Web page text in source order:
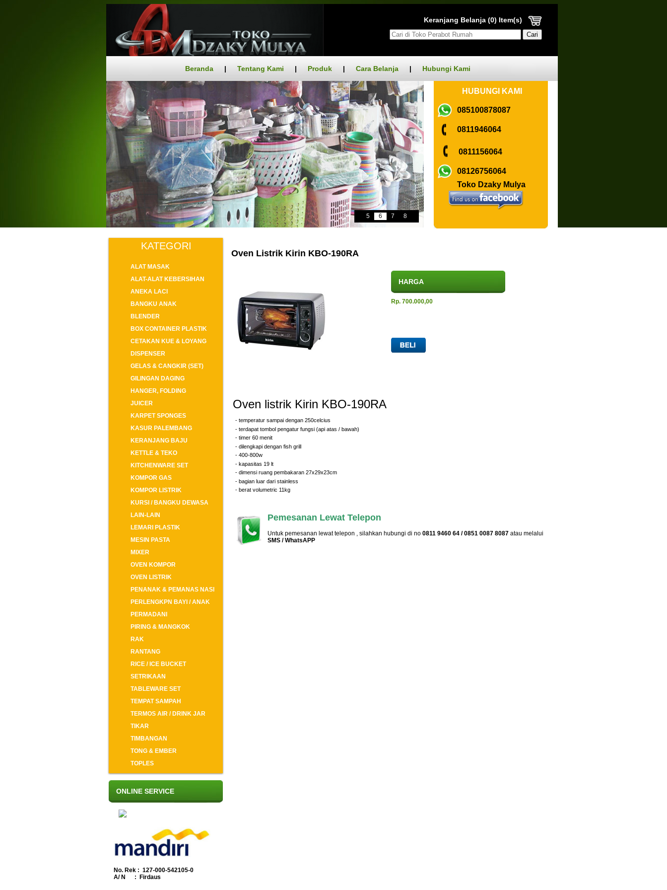
Keranjang Belanja (0) Item(s)
Beranda | Tentang Kami | Produk | Cara Belanja | Hubungi Kami
5 6 7 8
HUBUNGI KAMI
085100878087
0811946064
0811156064
08126756064
Toko Dzaky Mulya
KATEGORI
ALAT MASAK
ALAT-ALAT KEBERSIHAN
ANEKA LACI
BANGKU ANAK
BLENDER
BOX CONTAINER PLASTIK
CETAKAN KUE & LOYANG
DISPENSER
GELAS & CANGKIR (SET)
GILINGAN DAGING
HANGER, FOLDING
JUICER
KARPET SPONGES
KASUR PALEMBANG
KERANJANG BAJU
KETTLE & TEKO
KITCHENWARE SET
KOMPOR GAS
KOMPOR LISTRIK
KURSI / BANGKU DEWASA
LAIN-LAIN
LEMARI PLASTIK
MESIN PASTA
MIXER
OVEN KOMPOR
OVEN LISTRIK
PENANAK & PEMANAS NASI
PERLENGKPN BAYI / ANAK
PERMADANI
PIRING & MANGKOK
RAK
RANTANG
RICE / ICE BUCKET
SETRIKAAN
TABLEWARE SET
TEMPAT SAMPAH
TERMOS AIR / DRINK JAR
TIKAR
TIMBANGAN
TONG & EMBER
TOPLES
ONLINE SERVICE
No. Rek : 127-000-542105-0
A/ N : Firdaus
Oven Listrik Kirin KBO-190RA
HARGA
Rp. 700.000,00
Oven listrik Kirin KBO-190RA
- temperatur sampai dengan 250celcius
- terdapat tombol pengatur fungsi (api atas / bawah)
- timer 60 menit
- dilengkapi dengan fish grill
- 400-800w
- kapasitas 19 lt
- dimensi ruang pembakaran 27x29x23cm
- bagian luar dari stainless
- berat volumetric 11kg
Pemesanan Lewat Telepon
Untuk pemesanan lewat telepon , silahkan hubungi di no 0811 9460 64 / 0851 0087 8087 atau melalui
SMS / WhatsAPP